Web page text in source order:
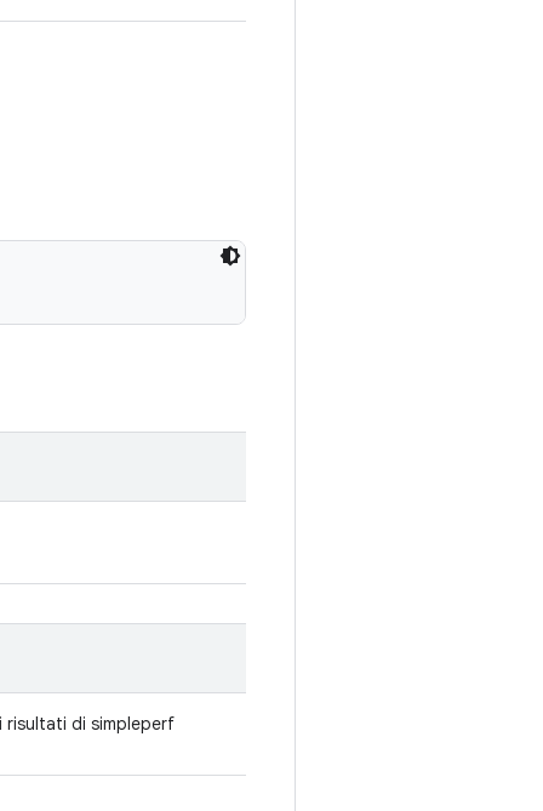
risultati di simpleperf